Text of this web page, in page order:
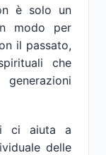
è solo un
modo per
il passato,
che
ci aiuta a
delle